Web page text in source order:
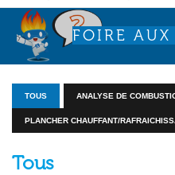
FOIRE
TOUS ANALYSE DE
PLANCHER CHAUFFANT/
Tous